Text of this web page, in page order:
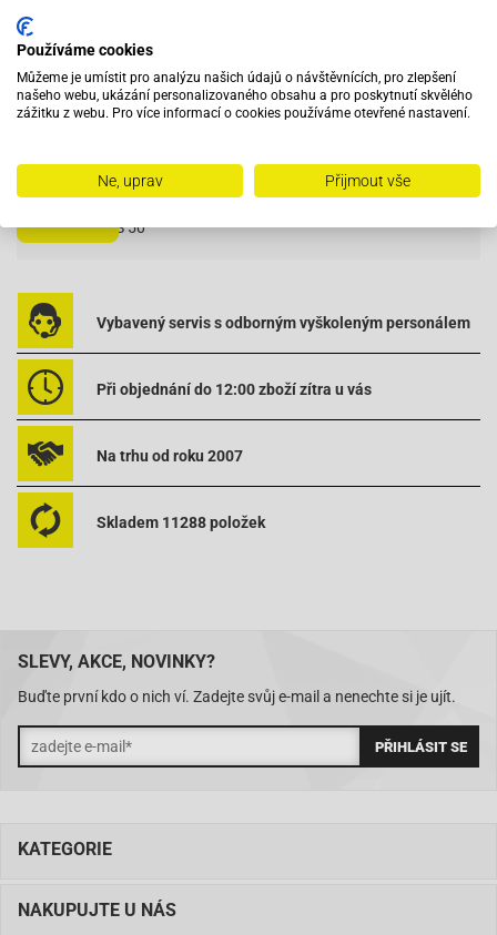
Explorer (A.T.U)-Explorer Race GT50
Explorer (A.T.U)-Explorer Race GT50 Limited
Explorer (A.T.U)-Explorer Race GT50 Sondermodell EM 2012
Explorer (A.T.U)-Explorer Spin GE50
Generic-B05 Cracker 50 (Spin 50 GE)
Keeway-F-ACT 50 -2008
Keeway-FOCUS 50
NK400.19 Vybavený servis s odborným vyškoleným personálem
Při objednání do 12:00 zboží zítra u vás
Na trhu od roku 2007
Skladem 11288 položek
SLEVY, AKCE, NOVINKY?
Buďte první kdo o nich ví. Zadejte svůj e-mail a nenechte si je ujít.
KATEGORIE
NAKUPUJTE U NÁS
Používáme cookies
Můžeme je umístit pro analýzu našich údajů o návštěvnících, pro zlepšení
našeho webu, ukázání personalizovaného obsahu a pro poskytnutí skvělého
zážitku z webu. Pro více informací o cookies používáme otevřené nastavení.
Ne, uprav Přijmout vše